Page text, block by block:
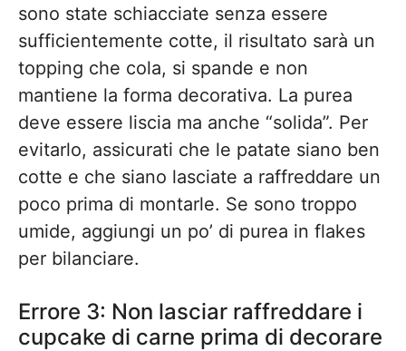
sono state schiacciate senza essere
sufficientemente cotte, il risultato sarà un
topping che cola, si spande e non
mantiene la forma decorativa. La purea
deve essere liscia ma anche “solida”. Per
evitarlo, assicurati che le patate siano ben
cotte e che siano lasciate a raffreddare un
poco prima di montarle. Se sono troppo
umide, aggiungi un po’ di purea in flakes
per bilanciare.
Errore 3: Non lasciar raffreddare i
cupcake di carne prima di decorare